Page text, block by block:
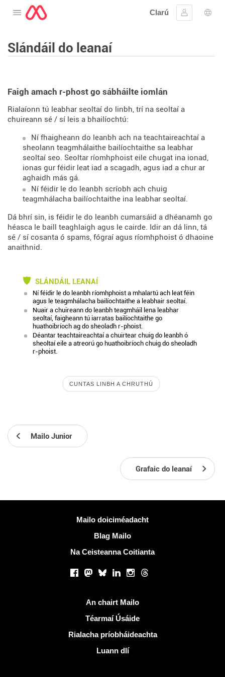
Oscail an roghchlár
Clarú
Sínigh
Slándáil do leanaí
Faigh amach r-phost go sábháilte iomlán
Rialaíonn tú leabhar seoltaí do linbh, trí na seoltaí a
chuireann sé / sí leis a bhailíochtú:
Ní fhaigheann do leanbh ach na teachtaireachtaí a
sheolann teagmhálaithe bailíochtaithe sa leabhar
seoltaí seo. Seoltar ríomhphoist eile chugat ina ionad,
ionas gur féidir leat iad a scagadh, agus iad a chur ar
aghaidh más gá.
Ní féidir le do leanbh scríobh ach chuig
teagmhálacha bailíochtaithe ina leabhar seoltaí.
Dá bhrí sin, is féidir le do leanbh cumarsáid a dhéanamh go
héasca le baill teaghlaigh agus le cairde. Idir an dá linn, tá
sé / sí cosanta ó spams, fógraí agus ríomhphoist ó dhaoine
anaithnid.
SLÁNDÁIL LEANAÍ
Ní féidir le do leanbh ríomhphoist a mhalartú ach leat féin
agus le teagmhálacha bailíochtaithe a leabhair seoltaí.
Nuair a chuireann do leanbh teagmháil lena leabhar
seoltaí, faigheann tú iarratas bailíochtaithe go
huathoibríoch ag do sheoladh r-phoist.
Déantar teachtaireachtaí a chuirtear chuig do leanbh ó
sheoltaí eile a atreorú go huathoibríoch chuig do sheoladh
r-phoist.
CUNTAS LINBH A CHRUTHÚ
Mailo Junior
Grafaic do leanaí
Mailo doiciméadacht
Blag Mailo
Na Ceisteanna Coitianta
Facebook
Mastodon
BlueskyLinkedInInstagram
Threads
An chairt Mailo
Téarmaí Úsáide
Rialacha príobháideachta
Luann dlí